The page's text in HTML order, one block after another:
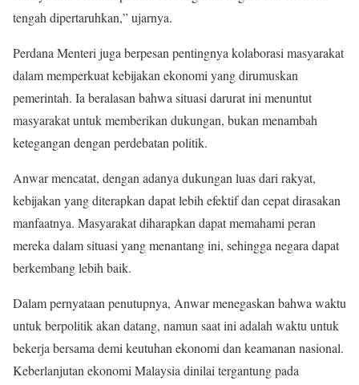
tengah dipertaruhkan,” ujarnya.
Perdana Menteri juga berpesan pentingnya kolaborasi masyarakat
dalam memperkuat kebijakan ekonomi yang dirumuskan
pemerintah. Ia beralasan bahwa situasi darurat ini menuntut
masyarakat untuk memberikan dukungan, bukan menambah
ketegangan dengan perdebatan politik.
Anwar mencatat, dengan adanya dukungan luas dari rakyat,
kebijakan yang diterapkan dapat lebih efektif dan cepat dirasakan
manfaatnya. Masyarakat diharapkan dapat memahami peran
mereka dalam situasi yang menantang ini, sehingga negara dapat
berkembang lebih baik.
Dalam pernyataan penutupnya, Anwar menegaskan bahwa waktu
untuk berpolitik akan datang, namun saat ini adalah waktu untuk
bekerja bersama demi keutuhan ekonomi dan keamanan nasional.
Keberlanjutan ekonomi Malaysia dinilai tergantung pada